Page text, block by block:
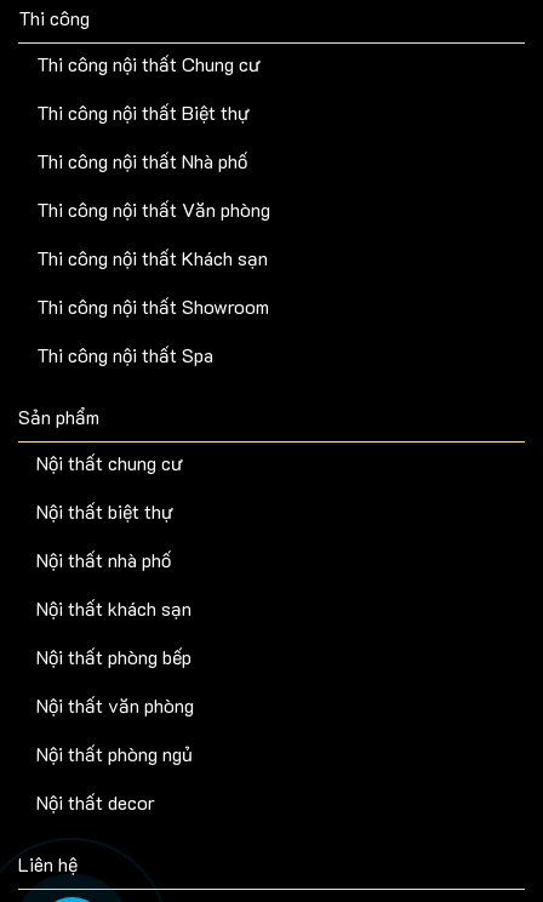
Thi công
Thi công nội thất Chung cư
Thi công nội thất Biệt thự
Thi công nội thất Nhà phố
Thi công nội thất Văn phòng
Thi công nội thất Khách sạn
Thi công nội thất Showroom
Thi công nội thất Spa
Sản phẩm
Nội thất chung cư
Nội thất biệt thự
Nội thất nhà phố
Nội thất khách sạn
Nội thất phòng bếp
Nội thất văn phòng
Nội thất phòng ngủ
Nội thất decor
Liên hệ